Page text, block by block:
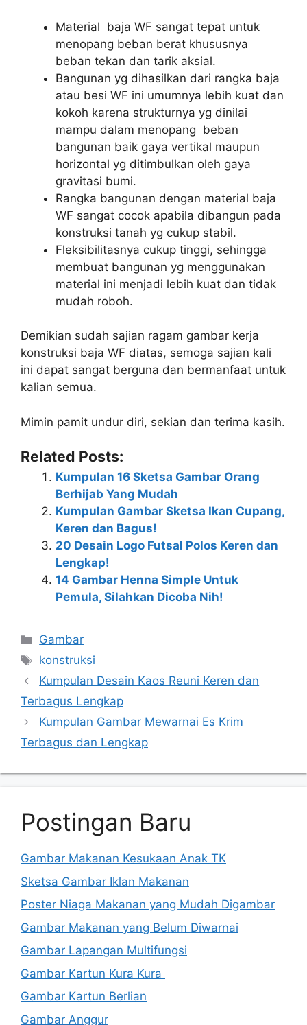
Material baja WF sangat tepat untuk
menopang beban berat khususnya
beban tekan dan tarik aksial.
Bangunan yg dihasilkan dari rangka baja
atau besi WF ini umumnya lebih kuat dan
kokoh karena strukturnya yg dinilai
mampu dalam menopang beban
bangunan baik gaya vertikal maupun
horizontal yg ditimbulkan oleh gaya
gravitasi bumi.
Rangka bangunan dengan material baja
WF sangat cocok apabila dibangun pada
konstruksi tanah yg cukup stabil.
Fleksibilitasnya cukup tinggi, sehingga
membuat bangunan yg menggunakan
material ini menjadi lebih kuat dan tidak
mudah roboh.
Demikian sudah sajian ragam gambar kerja
konstruksi baja WF diatas, semoga sajian kali
ini dapat sangat berguna dan bermanfaat untuk
kalian semua.
Mimin pamit undur diri, sekian dan terima kasih.
Related Posts:
Kumpulan 16 Sketsa Gambar Orang
Berhijab Yang Mudah
Kumpulan Gambar Sketsa Ikan Cupang,
Keren dan Bagus!
20 Desain Logo Futsal Polos Keren dan
Lengkap!
14 Gambar Henna Simple Untuk
Pemula, Silahkan Dicoba Nih!
Categories
Gambar
Tags
konstruksi
Kumpulan Desain Kaos Reuni Keren dan
Terbagus Lengkap
Kumpulan Gambar Mewarnai Es Krim
Terbagus dan Lengkap
Postingan Baru
Gambar Makanan Kesukaan Anak TK
Sketsa Gambar Iklan Makanan
Poster Niaga Makanan yang Mudah Digambar
Gambar Makanan yang Belum Diwarnai
Gambar Lapangan Multifungsi
Gambar Kartun Kura Kura
Gambar Kartun Berlian
Gambar Anggur